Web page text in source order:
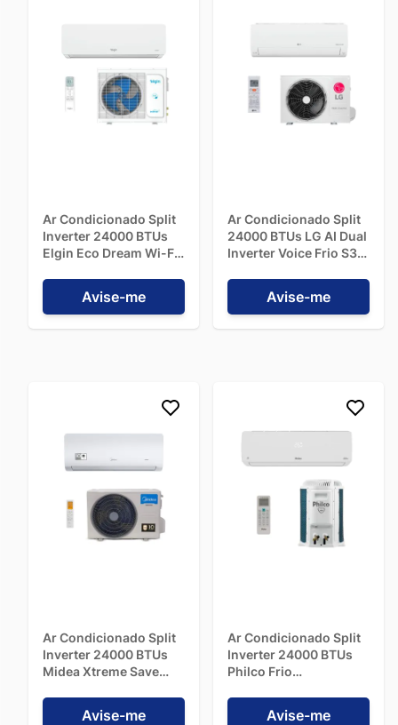
Ar Condicionado Split
Inverter 24000 BTUs
Elgin Eco Dream Wi-Fi
220V
Avise-me
Ar Condicionado Split
24000 BTUs LG AI Dual
Inverter Voice Frio S3-
Avise-me
Ar Condicionado Split
Inverter 24000 BTUs
Midea Xtreme Save
42AGVQI24M5 - 220V
Avise-me
Ar Condicionado Split
Inverter 24000 BTUs
Philco Frio
220V
Avise-me